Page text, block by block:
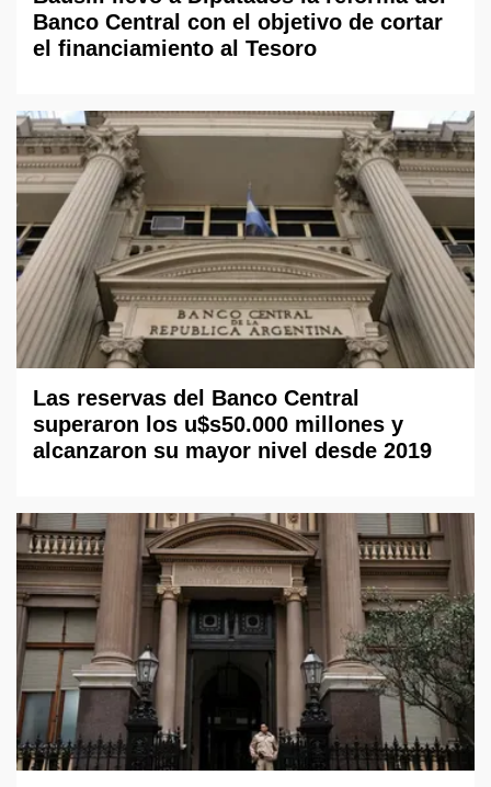
Banco Central con el objetivo de cortar
el financiamiento al Tesoro
Las reservas del Banco Central
superaron los u$s50.000 millones y
alcanzaron su mayor nivel desde 2019